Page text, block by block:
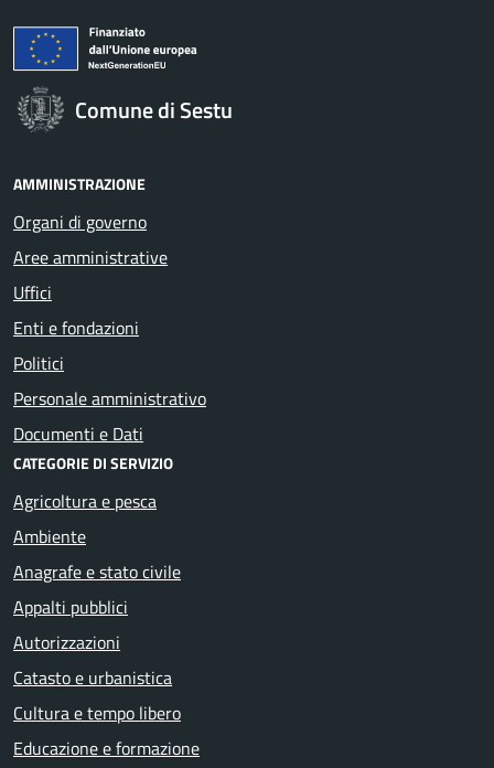
Comune di Sestu
AMMINISTRAZIONE
Organi di governo
Aree amministrative
Uffici
Enti e fondazioni
Politici
Personale amministrativo
Documenti e Dati
CATEGORIE DI SERVIZIO
Agricoltura e pesca
Ambiente
Anagrafe e stato civile
Appalti pubblici
Autorizzazioni
Catasto e urbanistica
Cultura e tempo libero
Educazione e formazione